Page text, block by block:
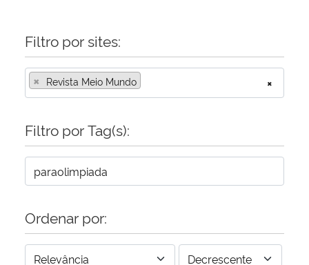
Ministério do Desenvolvimento Regional
Ministério da Mulher, da Família e dos Direitos Humanos
Secretaria-Geral
Secretaria de Governo
Gabinete de Segurança Institucional
Filtro por sites:
×
× Revista Meio Mundo
Filtro por Tag(s):
Ordenar por: